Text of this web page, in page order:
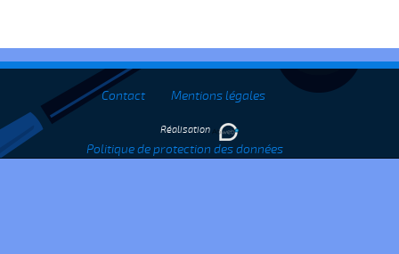
Contact Mentions légales
Politique de protection des données
Réalisation